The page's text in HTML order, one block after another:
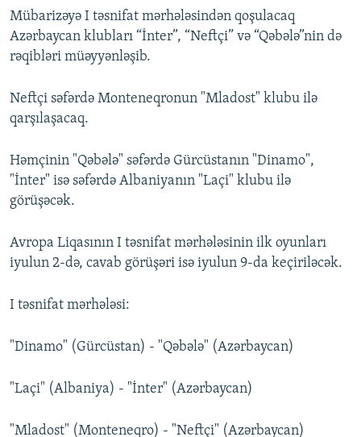
Mübarizəyə I təsnifat mərhələsindən qoşulacaq
Azərbaycan klubları “İnter”, “Neftçi” və “Qəbələ”nin də
rəqibləri müəyyənləşib.
Neftçi səfərdə Monteneqronun "Mladost" klubu ilə
qarşılaşacaq.
Həmçinin "Qəbələ" səfərdə Gürcüstanın "Dinamo",
"İnter" isə səfərdə Albaniyanın "Laçi" klubu ilə
görüşəcək.
Avropa Liqasının I təsnifat mərhələsinin ilk oyunları
iyulun 2-də, cavab görüşəri isə iyulun 9-da keçiriləcək.
I təsnifat mərhələsi:
"Dinamo" (Gürcüstan) - "Qəbələ" (Azərbaycan)
"Laçi" (Albaniya) - "İnter" (Azərbaycan)
"Mladost" (Monteneqro) - "Neftçi" (Azərbaycan)